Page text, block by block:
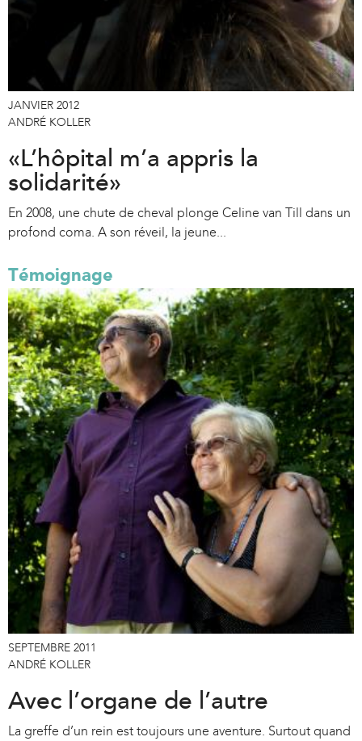
JANVIER 2012
ANDRÉ KOLLER
«L’hôpital m’a appris la
solidarité»
En 2008, une chute de cheval plonge Celine van Till dans un
profond coma. A son réveil, la jeune...
Témoignage
SEPTEMBRE 2011
ANDRÉ KOLLER
Avec l’organe de l’autre
La greffe d’un rein est toujours une aventure. Surtout quand